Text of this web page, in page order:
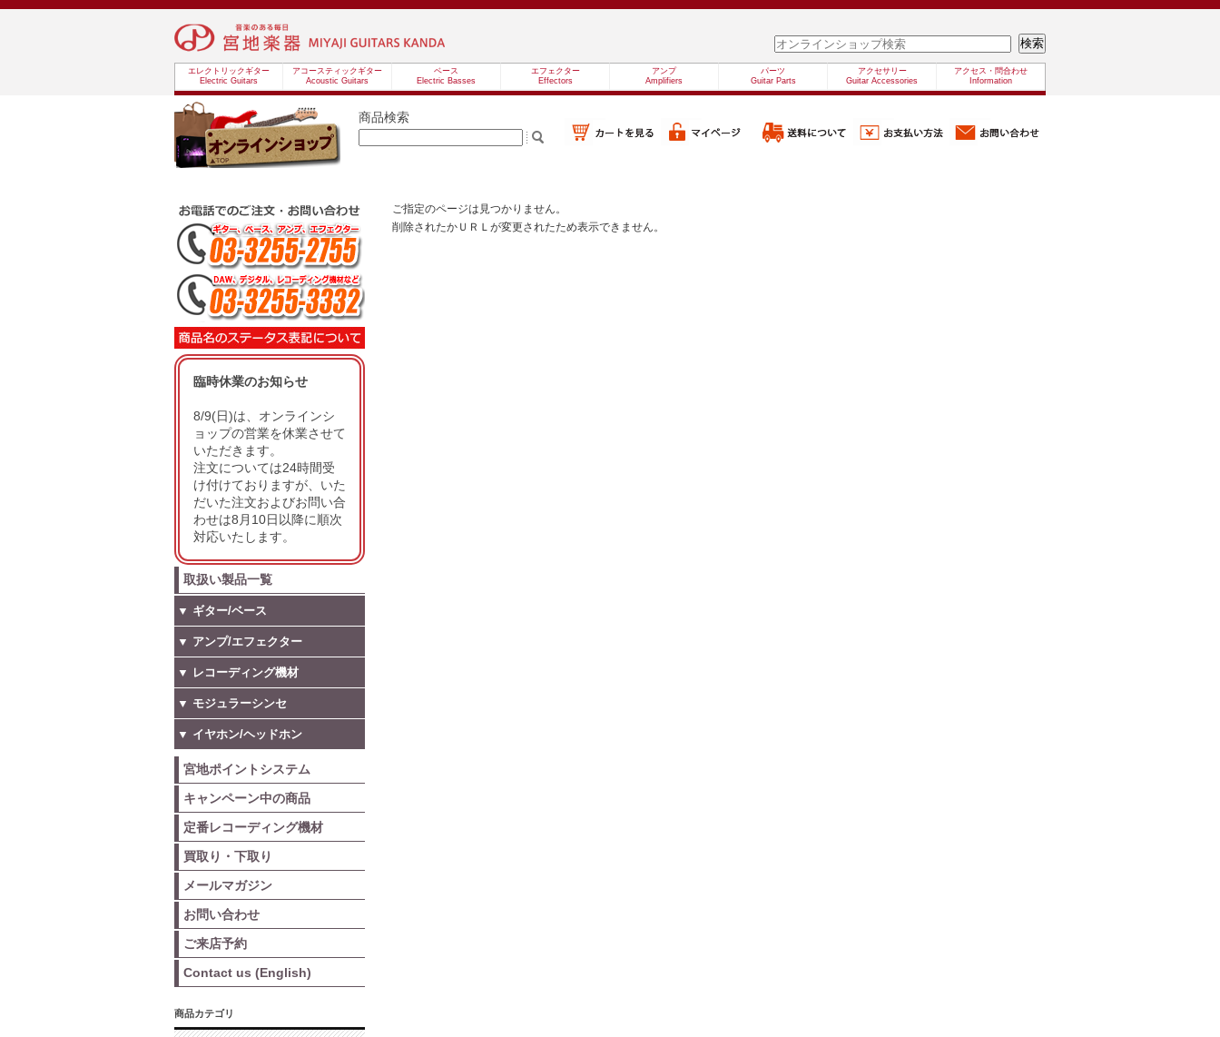
エレクトリックギター
Electric Guitars
アコースティックギター
Acoustic Guitars
ベース
Electric Basses
エフェクター
Effectors
アンプ
Amplifiers
パーツ
Guitar Parts
アクセサリー
Guitar Accessories
アクセス・問合わせ
Information
商品検索
ご指定のページは見つかりません。
削除されたかＵＲＬが変更されたため表示できません。
臨時休業のお知らせ
8/9(日)は、オンラインシ
ョップの営業を休業させて
いただきます。
注文については24時間受
け付けておりますが、いた
だいた注文およびお問い合
わせは8月10日以降に順次
対応いたします。
取扱い製品一覧
▼ ギター/ベース
▼ アンプ/エフェクター
▼ レコーディング機材
▼ モジュラーシンセ
▼ イヤホン/ヘッドホン
宮地ポイントシステム
キャンペーン中の商品
定番レコーディング機材
買取り・下取り
メールマガジン
お問い合わせ
ご来店予約
Contact us (English)
商品カテゴリ